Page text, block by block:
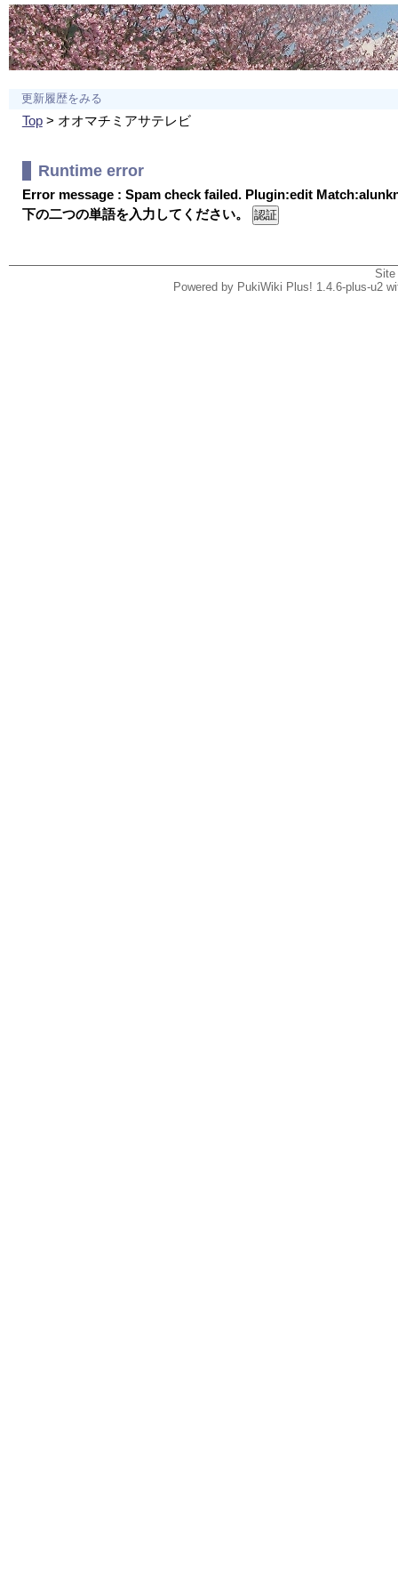
更新履歴をみる
Top> オオマチミアサテレビ
Runtime error
Error message : Spam check failed. Plugin:edit
下の二つの単語を入力してください。
Powered by PukiWiki Plus! 1.4.6-plus-u2